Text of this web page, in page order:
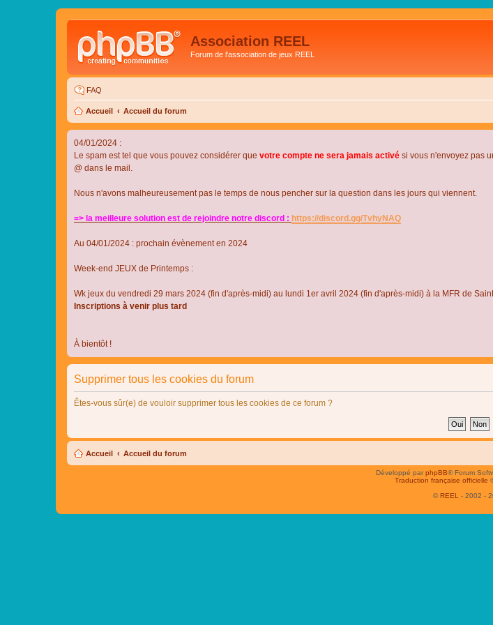
Association REEL
Forum de l'association de jeux REEL
FAQ
Accueil Accueil du forum
04/01/2024 :
Le spam est tel que vous pouvez considérer que votre compte ne sera jamais activé si vous n'envoyez pas
@ dans le mail.
Nous n'avons malheureusement pas le temps de nous pencher sur la question dans les jours qui viennent.
=> la meilleure solution est de rejoindre notre discord : https://discord.gg/TvhyNAQ
Au 04/01/2024 : prochain évènement en 2024
Week-end JEUX de Printemps :
Wk jeux du vendredi 29 mars 2024 (fin d'après-midi) au lundi 1er avril 2024 (fin d'après-midi) à la MFR de
Inscriptions à venir plus tard
À bientôt !
Supprimer tous les cookies du forum
Êtes-vous sûr(e) de vouloir supprimer tous les cookies de ce forum ?
Accueil Accueil du forum
Développé parphpBB® Forum
Traduction française officielle
© REEL - 2002 -